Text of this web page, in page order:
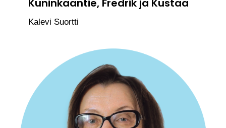
Kuninkaantie, Fredrik ja Kustaa
Kalevi Suortti